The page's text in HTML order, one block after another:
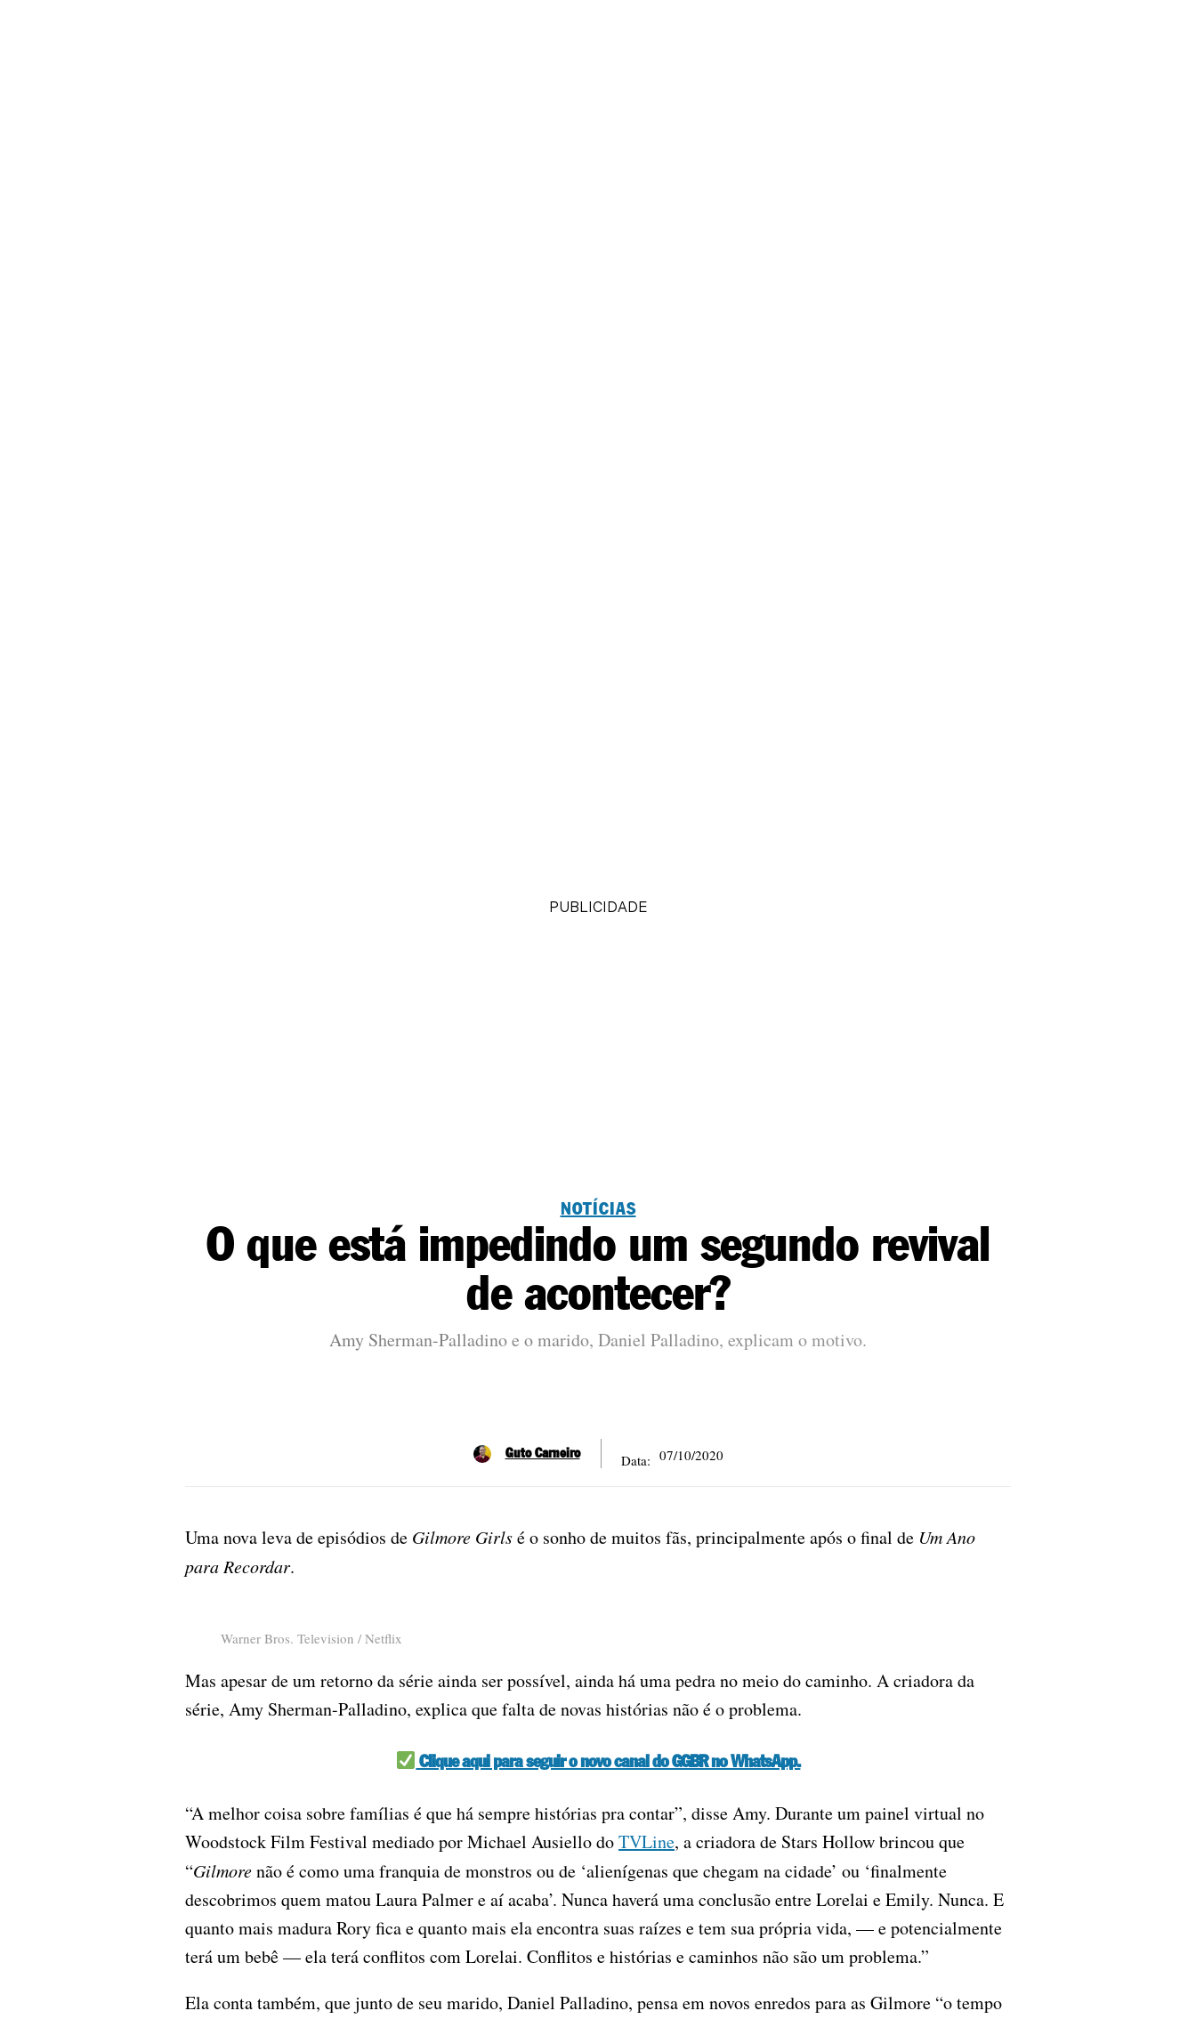
PUBLICIDADE
NOTÍCIAS
O que está impedindo um segundo revival
de acontecer?
Amy Sherman-Palladino e o marido, Daniel Palladino, explicam o motivo.
Guto Carneiro Data: 07/10/2020
Uma nova leva de episódios de Gilmore Girlsé o sonho de muitos fãs, principalmente após o final de Um Ano
para Recordar.
Warner Bros. Television / Netflix
Mas apesar de um retorno da série ainda ser possível, ainda há uma pedra no meio do caminho. A criadora da
série, Amy Sherman-Palladino, explica que falta de novas histórias não é o problema.
Clique aqui para seguir o novo canal do GGBR no WhatsApp.
“A melhor coisa sobre famílias é que há sempre histórias pra contar”, disse Amy. Durante um painel virtual no
Woodstock Film Festival mediado por Michael Ausiello doTVLine, a criadora de Stars Hollow brincou que
“Gilmorenão é como uma franquia de monstros ou de ‘alienígenas que chegam na cidade’ ou ‘finalmente
descobrimos quem matou Laura Palmer e aí acaba’. Nunca haverá uma conclusão entre Lorelai e Emily. Nunca. E
quanto mais madura Rory fica e quanto mais ela encontra suas raízes e tem sua própria vida, — e potencialmente
terá um bebê — ela terá conflitos com Lorelai. Conflitos e histórias e caminhos não são um problema.”
Ela conta também, que junto de seu marido, Daniel Palladino, pensa em novos enredos para as Gilmore “o tempo